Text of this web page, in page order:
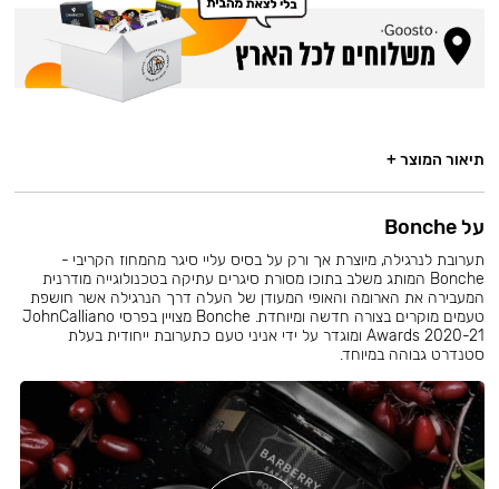
תיאור המוצר +
על Bonche
תערובת לנרגילה, מיוצרת אך ורק על בסיס עליי סיגר מהמחוז הקריבי -
Bonche המותג משלב בתוכו מסורת סיגרים עתיקה בטכנולוגייה מודרנית
המעבירה את הארומה והאופי המעודן של העלה דרך הנרגילה אשר חושפת
טעמים מוקרים בצורה חדשה ומיוחדת. Bonche מצויין בפרסי JohnCalliano
Awards 2020-21 ומוגדר על ידי אניני טעם כתערובת ייחודית בעלת
סטנדרט גבוהה במיוחד.